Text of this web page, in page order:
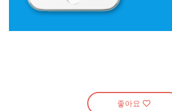
좋아요